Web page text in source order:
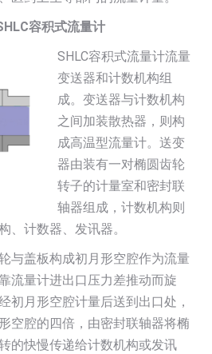
容积式流量计
SHLC容积式流量计流量
变送器和计数机构组
成。变送器与计数机构
之间加装散热器，则构
成高温型流量计。送变
器由装有一对椭圆齿轮
转子的计量室和密封联
轴器组成，计数机构则
、计数器、发讯器。
与盖板构成初月形空腔作为流量
流量计进出口压力差推动而旋
初月形空腔计量后送到出口处，
空腔的四倍，由密封联轴器将椭
的快慢传递给计数机构或发讯